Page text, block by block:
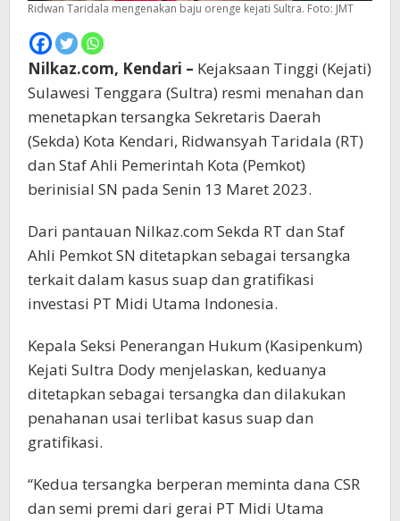
Ridwan Taridala mengenakan baju orenge kejati Sultra. Foto: JMT
Nilkaz.com, Kendari – Kejaksaan Tinggi (Kejati)
Sulawesi Tenggara (Sultra) resmi menahan dan
menetapkan tersangka Sekretaris Daerah
(Sekda) Kota Kendari, Ridwansyah Taridala (RT)
dan Staf Ahli Pemerintah Kota (Pemkot)
berinisial SN pada Senin 13 Maret 2023.
Dari pantauan Nilkaz.com Sekda RT dan Staf
Ahli Pemkot SN ditetapkan sebagai tersangka
terkait dalam kasus suap dan gratifikasi
investasi PT Midi Utama Indonesia.
Kepala Seksi Penerangan Hukum (Kasipenkum)
Kejati Sultra Dody menjelaskan, keduanya
ditetapkan sebagai tersangka dan dilakukan
penahanan usai terlibat kasus suap dan
gratifikasi.
“Kedua tersangka berperan meminta dana CSR
dan semi premi dari gerai PT Midi Utama